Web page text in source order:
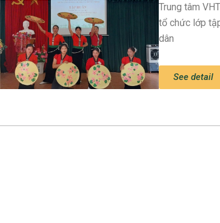
Trung tâm
tổ chức lớp
dân
See detail